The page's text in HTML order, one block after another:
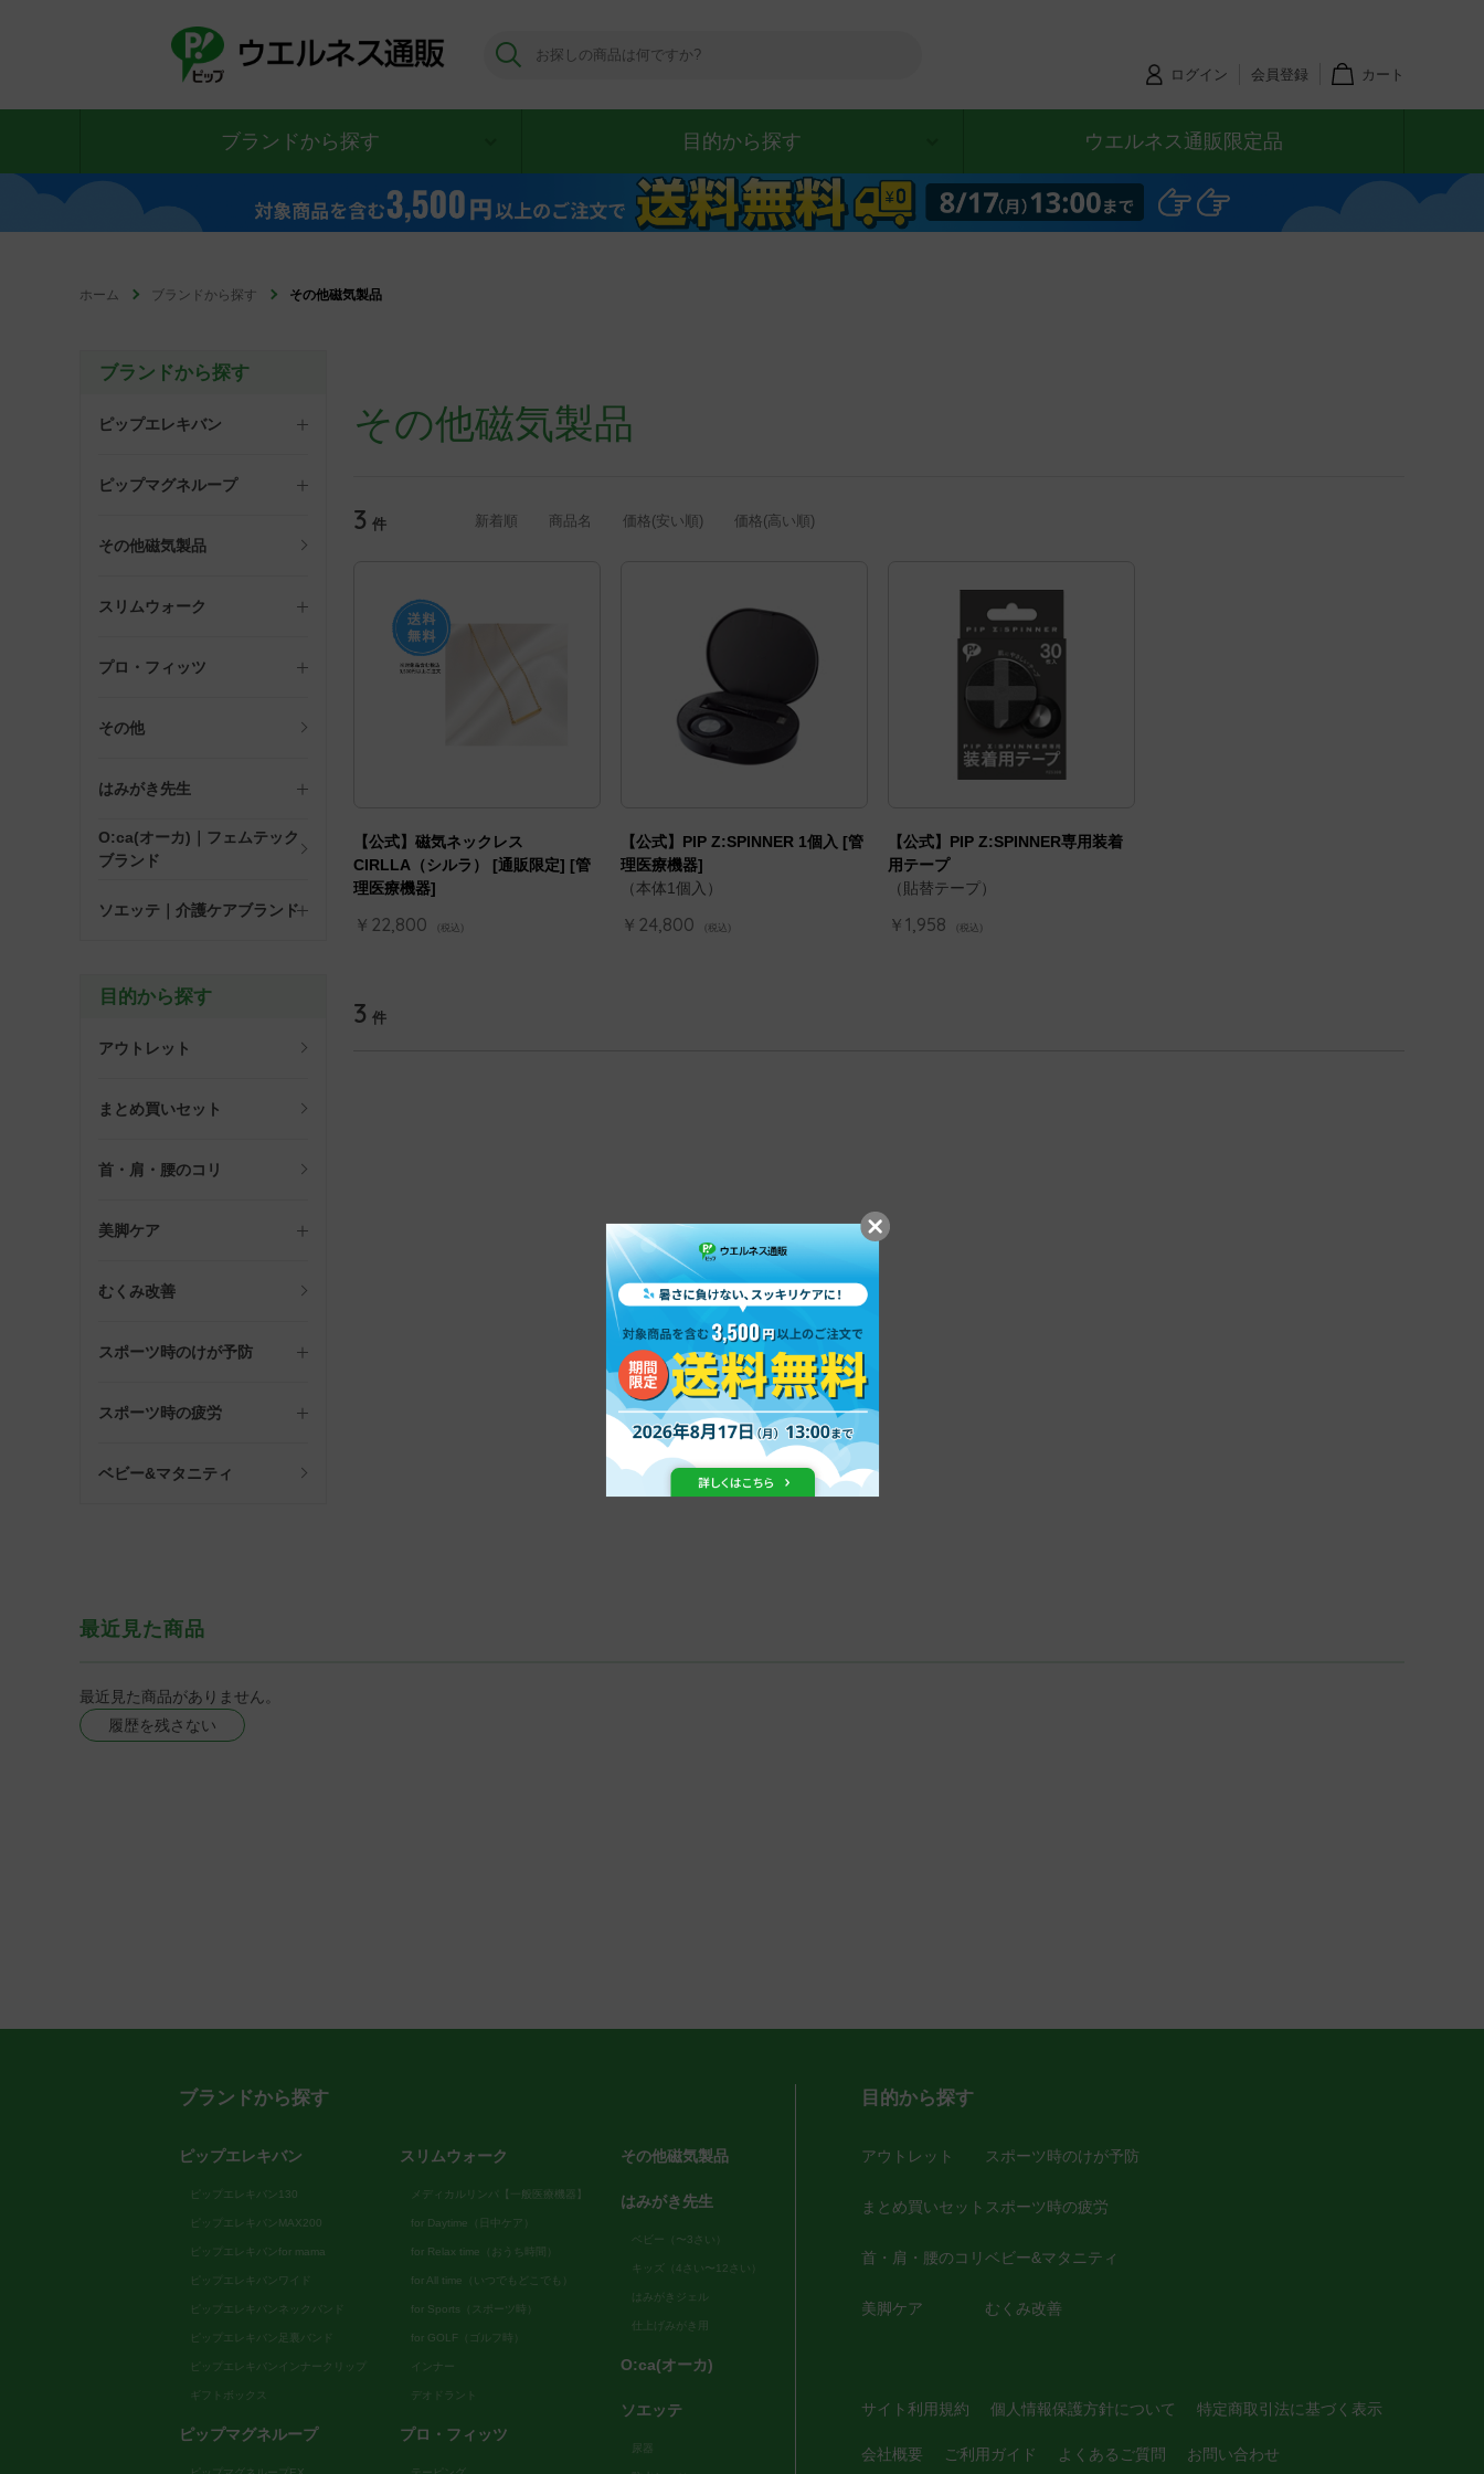
ログイン 会員登録 カート
ブランドから探す 目的から探す ウエルネス通販限定品
ホーム ブランドから探す その他磁気製品
ブランドから探す
ピップエレキバン
ピップマグネループ
その他磁気製品
スリムウォーク
プロ・フィッツ
その他
はみがき先生
O:ca(オーカ)｜フェムテック
ブランド
ソエッテ｜介護ケアブランド
目的から探す
アウトレット
まとめ買いセット
首・肩・腰のコリ
美脚ケア
むくみ改善
スポーツ時のけが予防
スポーツ時の疲労
ベビー&マタニティ
その他磁気製品
新着順 商品名 価格(安い順) 価格(高い順)
3 件
【公式】磁気ネックレス
CIRLLA（シルラ） [通販限定] [管
理医療機器]
￥22,800 (税込)
【公式】PIP Z:SPINNER 1個入 [管
理医療機器]
（本体1個入）
￥24,800 (税込)
【公式】PIP Z:SPINNER専用装着
用テープ
（貼替テープ）
￥1,958 (税込)
3 件
最近見た商品
最近見た商品がありません。
履歴を残さない
ブランドから探す
ピップエレキバン
ピップエレキバン130
ピップエレキバンMAX200
ピップエレキバンfor mama
ピップエレキバンワイド
ピップエレキバンネックバンド
ピップエレキバン足裏バンド
ピップエレキバンインナークリップ
ギフトボックス
ピップマグネループ
スリムウォーク
メディカルリンパ【一般医療機器】
for Daytime（日中ケア）
for Relax time（おうち時間）
for All time（いつでもどこでも）
for Sports（スポーツ時）
for GOLF（ゴルフ時）
インナー
デオドラント
プロ・フィッツ
その他磁気製品
はみがき先生
ベビー（〜3さい）
キッズ（4さい〜12さい）
はみがきジェル
仕上げみがき用
O:ca(オーカ)
ソエッテ
尿器
目的から探す
アウトレット
まとめ買いセット
首・肩・腰のコリ
美脚ケア
スポーツ時のけが予防
スポーツ時の疲労
ベビー&マタニティ
むくみ改善
サイト利用規約 個人情報保護方針について 特定商取引法に基づく表示
会社概要 ご利用ガイド よくあるご質問 お問い合わせ